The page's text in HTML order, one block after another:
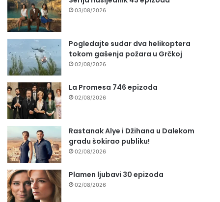
03/08/2026
Pogledajte sudar dva helikoptera
tokom gašenja požara u Grčkoj
02/08/2026
La Promesa 746 epizoda
02/08/2026
Rastanak Alye i Džihana u Dalekom
gradu šokirao publiku!
02/08/2026
Plamen ljubavi 30 epizoda
02/08/2026